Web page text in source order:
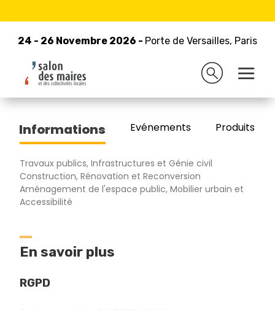
24 - 26 Novembre 2026 - Porte de Versailles, Paris
24 - 26 Novembre 2026 - Porte de Versailles, Paris
Retour à la liste des exposants
PIVETEAU BOIS
Informations Evénements Produits/
Travaux publics, Infrastructures et Génie civil
Construction, Rénovation et Reconversion
Aménagement de l'espace public, Mobilier urbain et
Accessibilité
En savoir plus
RGPD